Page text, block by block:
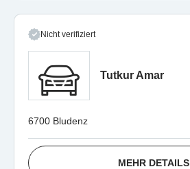
Nicht verifiziert
Tutkur Amar
6700 Bludenz
MEHR DETAILS